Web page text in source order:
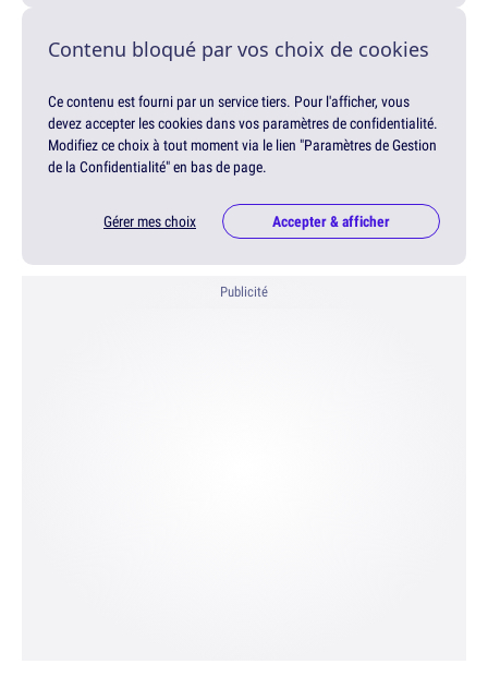
Contenu bloqué par vos choix de cookies
Ce contenu est fourni par un service tiers. Pour l'afficher, vous
devez accepter les cookies dans vos paramètres de confidentialité.
Modifiez ce choix à tout moment via le lien "Paramètres de Gestion
de la Confidentialité" en bas de page.
Gérer mes choix Accepter & afficher
Publicité